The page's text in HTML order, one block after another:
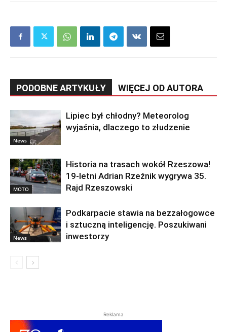
PODOBNE ARTYKUŁY WIĘCEJ OD AUTORA
News
Lipiec był chłodny? Meteorolog
wyjaśnia, dlaczego to złudzenie
MOTO
Historia na trasach wokół Rzeszowa!
19-letni Adrian Rzeźnik wygrywa 35.
Rajd Rzeszowski
News
Podkarpacie stawia na bezzałogowce
i sztuczną inteligencję. Poszukiwani
inwestorzy
Reklama